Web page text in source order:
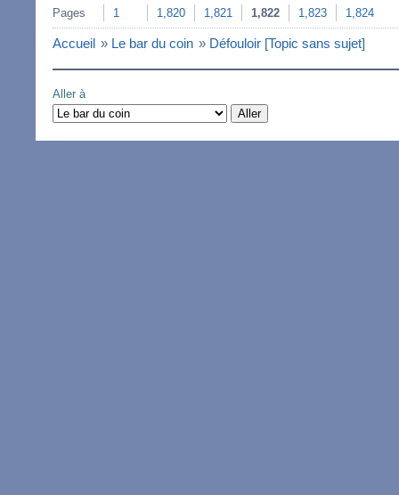
Pages 1 1,820 1,821 1,822 1,823 1,824
Accueil » Le bar du coin » Défouloir [Topic sans sujet]
Aller à